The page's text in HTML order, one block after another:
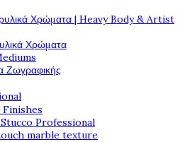
Χρώματα | Heavy Body & Artist
Χρώματα
Ζωγραφικής
Professional
marble texture